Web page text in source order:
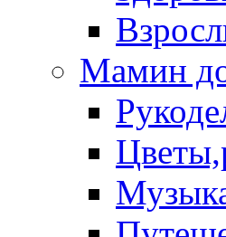
Мамин